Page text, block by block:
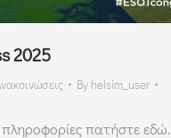
2025
By helsim_user
πληροφορίες πατήστε εδώ.